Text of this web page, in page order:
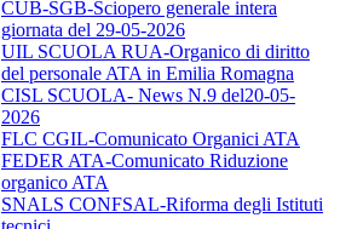
CUB-SGB-Sciopero generale intera
giornata del 29-05-2026
UIL SCUOLA RUA-Organico di diritto
del personale ATA in Emilia Romagna
CISL SCUOLA- News N.9 del20-05-
2026
FLC CGIL-Comunicato Organici ATA
FEDER ATA-Comunicato Riduzione
organico ATA
SNALS CONFSAL-Riforma degli Istituti